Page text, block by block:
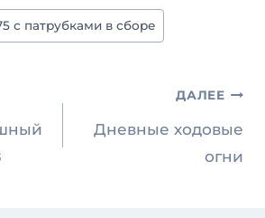
с патрубками в сборе
ДАЛЕЕ
Дневные ходовые
огни